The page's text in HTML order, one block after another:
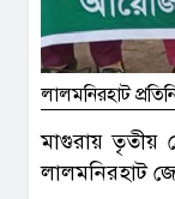
লালমনিরহাট
মাগুরায় তৃতীয়
লালমনিরহাট